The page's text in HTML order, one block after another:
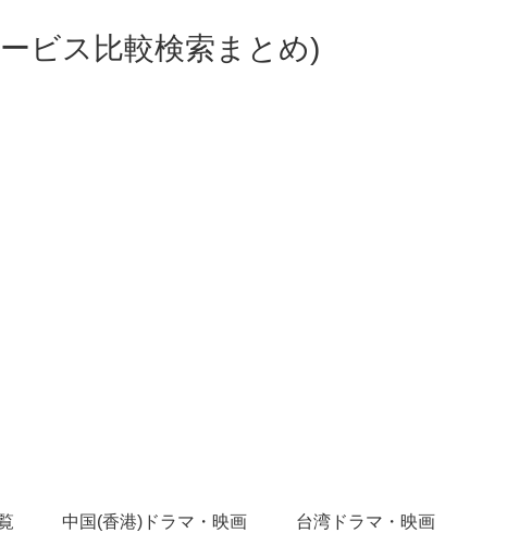
ビス比較検索まとめ)
中国(香港)ドラマ・映画 台湾ドラマ・映画